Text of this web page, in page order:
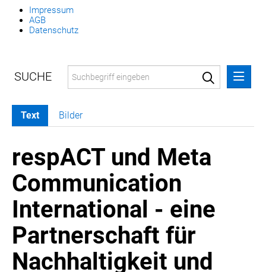
Impressum
AGB
Datenschutz
MELDUNGEN
SWORDFISH
AMAZON SPORT
AURA
AWOL VISION
BESTATTUNG HIMMELBLAU
CARRERA
EORA
Text Bilder
respACT und Meta
Communication
International - eine
Partnerschaft für
Nachhaltigkeit und